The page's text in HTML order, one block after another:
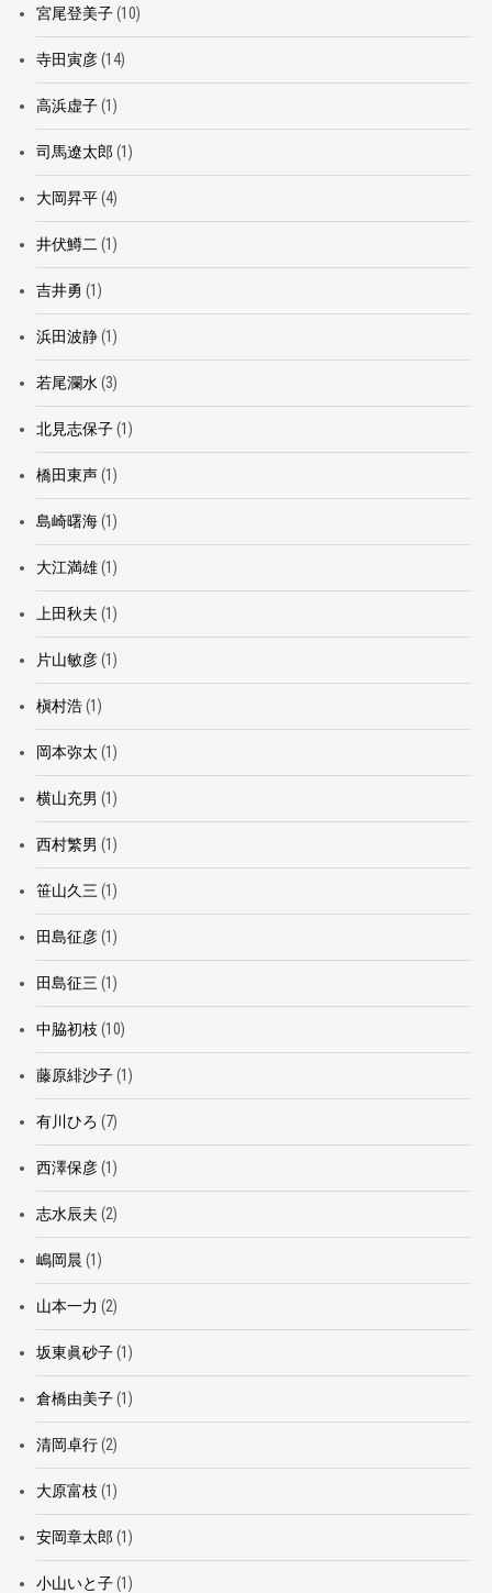
宮尾登美子(10)
寺田寅彦(14)
高浜虚子(1)
司馬遼太郎 (1)
大岡昇平(4)
井伏鱒二 (1)
吉井勇 (1)
浜田波静(1)
若尾瀾水 (3)
北見志保子(1)
橋田東声(1)
島崎曙海(1)
大江満雄(1)
上田秋夫 (1)
片山敏彦(1)
槇村浩(1)
岡本弥太 (1)
横山充男 (1)
西村繁男 (1)
笹山久三 (1)
田島征彦(1)
田島征三 (1)
中脇初枝 (10)
藤原緋沙子(1)
有川ひろ (7)
西澤保彦(1)
志水辰夫 (2)
嶋岡晨 (1)
山本一力 (2)
坂東眞砂子(1)
倉橋由美子(1)
清岡卓行(2)
大原富枝 (1)
安岡章太郎 (1)
小山いと子(1)